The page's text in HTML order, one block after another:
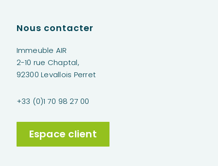
Nous contacter
Immeuble AIR
2-10 rue Chaptal,
92300 Levallois Perret
+33 (0)1 70 98 27 00
Espace client